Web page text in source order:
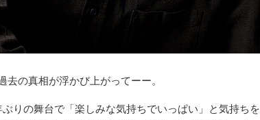
の真相が浮かび上がってーー。
りの舞台で「楽しみな気持ちでいっぱい」と気持ちを